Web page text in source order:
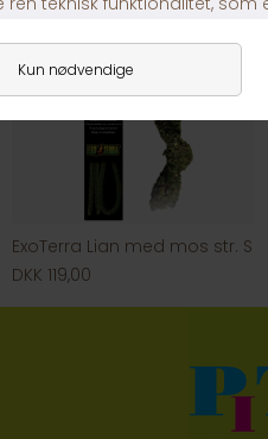
ExoTerra Lian med mos str. S
DKK 119,00